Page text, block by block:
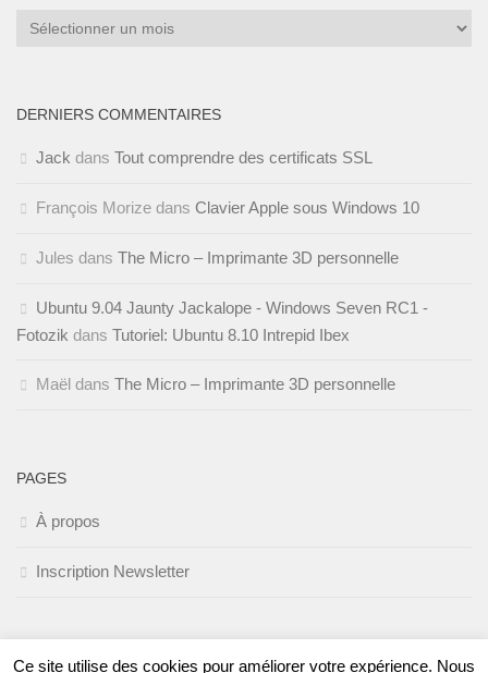
Archives
DERNIERS COMMENTAIRES
Jack dans Tout comprendre des certificats SSL
François Morize dans Clavier Apple sous Windows 10
Jules dans The Micro – Imprimante 3D personnelle
Ubuntu 9.04 Jaunty Jackalope - Windows Seven RC1 -
Fotozik dans Tutoriel: Ubuntu 8.10 Intrepid Ibex
Maël dans The Micro – Imprimante 3D personnelle
PAGES
À propos
Inscription Newsletter
Ce site utilise des cookies pour améliorer votre expérience. Nous